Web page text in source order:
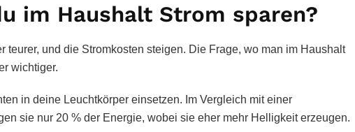
im Haushalt Strom sparen?
teurer, und die Stromkosten steigen. Die Frage, wo man im Haushalt
wichtiger.
in deine Leuchtkörper einsetzen. Im Vergleich mit einer
sie nur 20 % der Energie, wobei sie eher mehr Helligkeit erzeugen.